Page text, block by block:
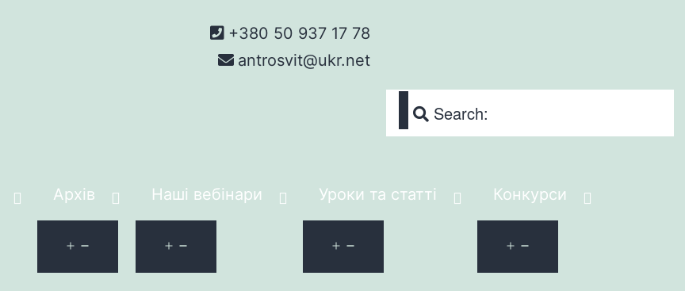
+380 50 937 17 78
antrosvit@ukr.net
Search:
Архів Наші вебінари Уроки та статті Конкурси